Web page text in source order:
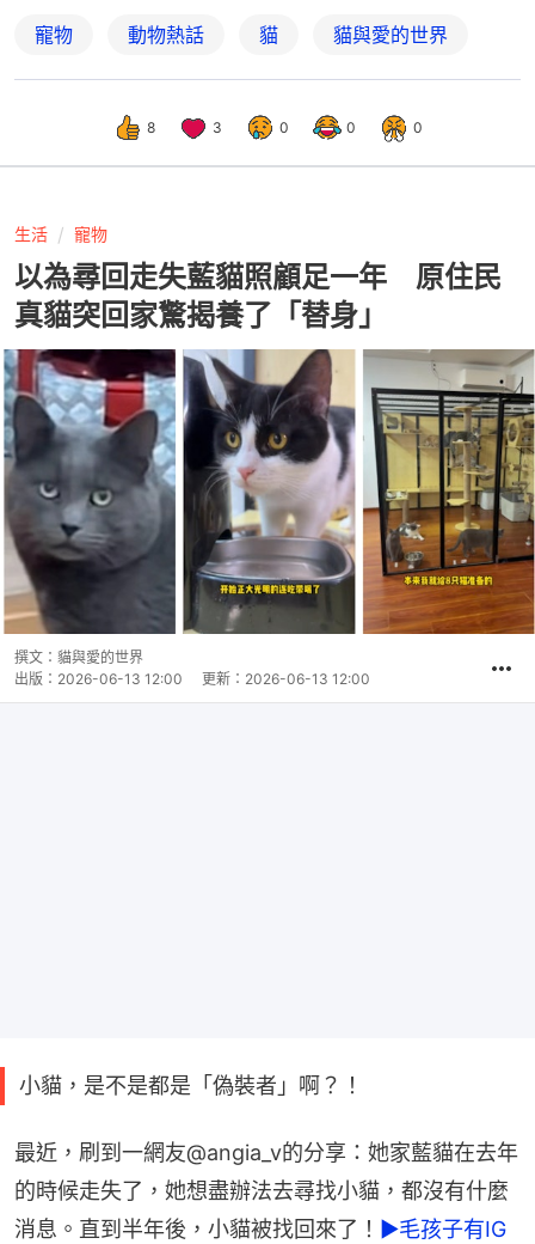
寵物 動物熱話 貓 貓與愛的世界
8 3 0 0 0
生活 寵物
以為尋回走失藍貓照顧足一年 原住民
真貓突回家驚揭養了「替身」
撰文： 貓與愛的世界
出版： 2026-06-13 12:00 更新： 2026-06-13 12:00
小貓，是不是都是「偽裝者」啊？！
最近，刷到一網友@angia_v的分享：她家藍貓在去年
的時候走失了，她想盡辦法去尋找小貓，都沒有什麼
消息。直到半年後，小貓被找回來了！ ►毛孩子有IG